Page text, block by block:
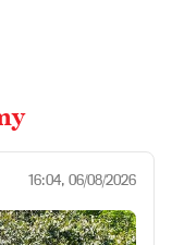
16:04, 06/08/2026